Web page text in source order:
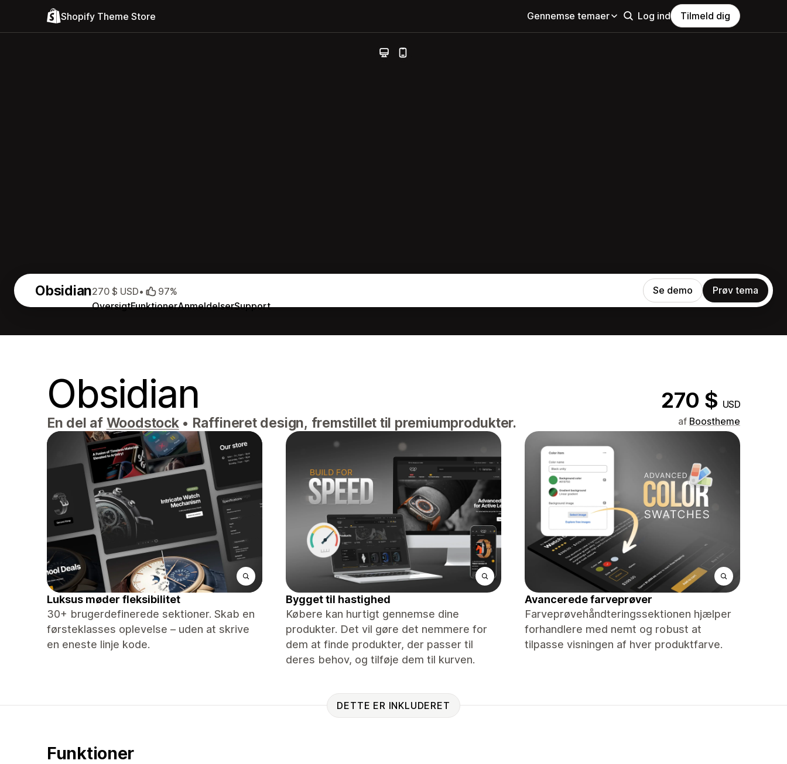
Shopify Theme Store Gennemse temaer Log ind Tilmeld dig
Obsidian
OversigtFunktionerAnmeldelserSupport
270 $ USD• 97% Se demo Prøv tema
Obsidian 270 $ USD
En del af Woodstock • Raffineret design, fremstillet til premiumprodukter. af Boostheme
Luksus møder fleksibilitet
30+ brugerdefinerede sektioner. Skab en
førsteklasses oplevelse – uden at skrive
en eneste linje kode.
Bygget til hastighed
Købere kan hurtigt gennemse dine
produkter. Det vil gøre det nemmere for
dem at finde produkter, der passer til
deres behov, og tilføje dem til kurven.
Avancerede farveprøver
Farveprøvehåndteringssektionen hjælper
forhandlere med nemt og robust at
tilpasse visningen af ​​hver produktfarve.
DETTE ER INKLUDERET
Funktioner